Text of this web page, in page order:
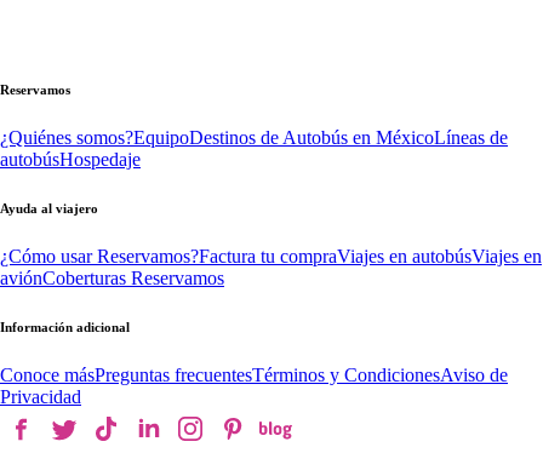
Reservamos
¿Quiénes somos?EquipoDestinos de Autobús en MéxicoLíneas de
autobúsHospedaje
Ayuda al viajero
¿Cómo usar Reservamos?Factura tu compraViajes en autobúsViajes en
aviónCoberturas Reservamos
Información adicional
Conoce másPreguntas frecuentesTérminos y CondicionesAviso de
Privacidad